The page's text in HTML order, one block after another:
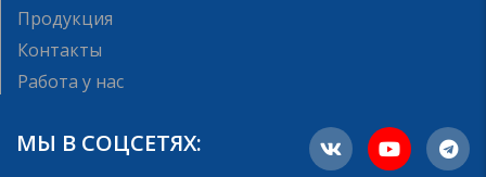
Продукция
Контакты
Работа у нас
МЫ В СОЦСЕТЯХ: